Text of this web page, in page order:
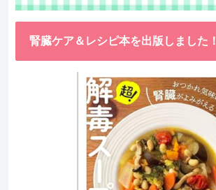
腎臓ケア＆レシピ本を出版しました！